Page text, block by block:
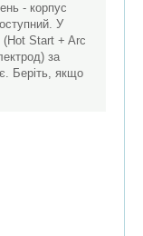
- корпус
У
(Hot Start + Arc
за
Беріть, якщо